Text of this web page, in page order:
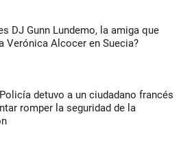
DJ Gunn Lundemo, la amiga que
Verónica Alcocer en Suecia?
detuvo a un ciudadano francés
romper la seguridad de la